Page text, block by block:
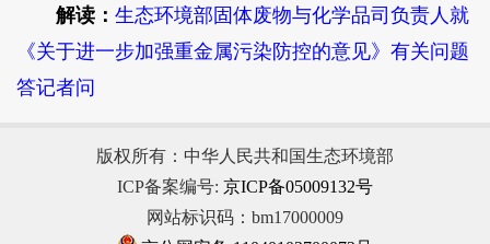
解读： 生态环境部固体废物与化学品司负责人就
《关于进一步加强重金属污染防控的意见》有关问题
答记者问
版权所有：中华人民共和国生态环境部
ICP备案编号: 京ICP备05009132号
网站标识码：bm17000009